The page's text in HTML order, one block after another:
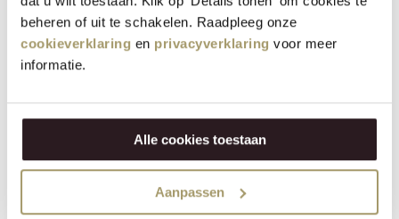
beheren of uit te schakelen. Raadpleeg onze
cookieverklaring en privacyverklaring voor meer
informatie.
Alle cookies toestaan
Aanpassen
Biologische Koekaas volgens Edammer receptuur
Belegen Geitenkaas
€31,95
+
−